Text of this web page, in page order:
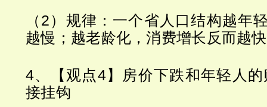
（2）规律：一个省人口结构越年
越慢；越老龄化，消费增长反而越
4、【观点4】房价下跌和年轻人
接挂钩